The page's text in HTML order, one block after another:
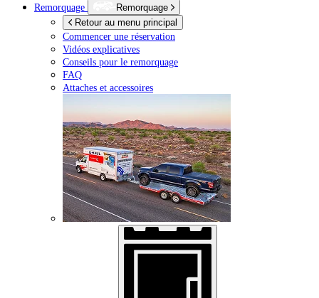
Remorquage
Remorquage
Retour au menu principal
Commencer une réservation
Vidéos explicatives
Conseils pour le remorquage
FAQ
Attaches et accessoires